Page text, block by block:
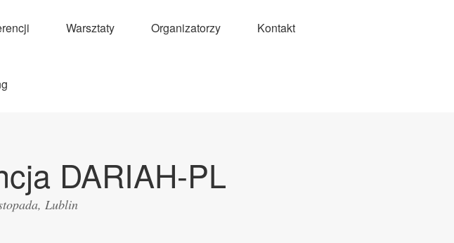
Warsztaty Organizatorzy Kontakt
DARIAH-PL
Lublin